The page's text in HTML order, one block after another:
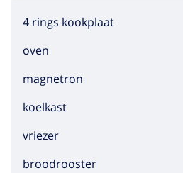
4 rings kookplaat
oven
magnetron
koelkast
vriezer
broodrooster